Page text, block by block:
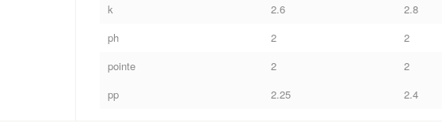
k
2.6 2.8
ph
2 2
pointe
2 2
pp
2.25 2.4